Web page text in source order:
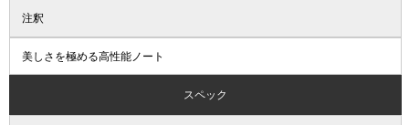
注釈
美しさを極める高性能ノート
スペック